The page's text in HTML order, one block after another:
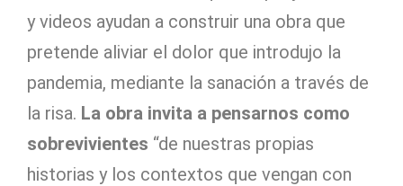
y videos ayudan a construir una obra que
pretende aliviar el dolor que introdujo la
pandemia, mediante la sanación a través de
la risa. La obra invita a pensarnos como
sobrevivientes “de nuestras propias
historias y los contextos que vengan con